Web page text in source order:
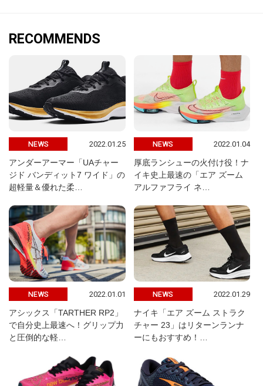
RECOMMENDS
NEWS 2022.01.25
アンダーアーマー「UAチャー
ジド バンディット7 ワイド」の
超軽量＆優れた柔…
NEWS 2022.01.04
厚底ランシューの火付け役！ナ
イキ史上最速の「エア ズーム
アルファフライ ネ…
NEWS 2022.01.01
アシックス「TARTHER RP2」
で自分史上最速へ！グリップ力
と圧倒的な軽…
NEWS 2022.01.29
ナイキ「エア ズーム ストラク
チャー 23」はリターンランナ
ーにもおすすめ！…